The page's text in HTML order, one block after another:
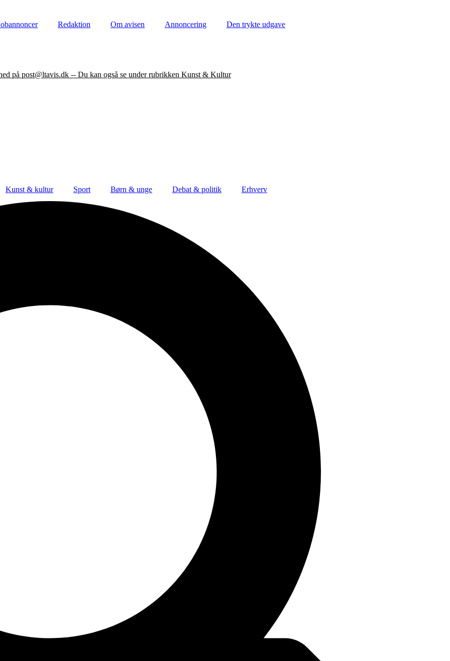
Redaktion Om avisen Annoncering Den trykte udgave
på post@ltavis.dk -- Du kan også se under rubrikken Kunst & Kultur
Kunst & kultur Sport Børn & unge Debat & politik Erhverv